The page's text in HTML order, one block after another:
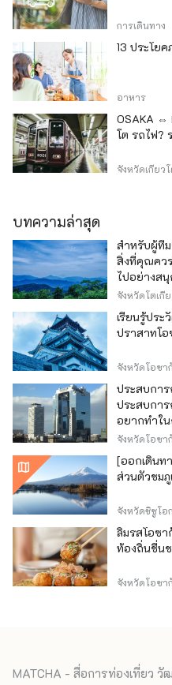
การเดินทาง
13 ประโย
อาหาร
OSAKA ⇔
โต รถไฟ?
จังหวัดเกียว
บทความล่าสุด
สำหรับผู้ที่ม
สิ่งที่คุณควร
ไปอย่างส
จังหวัดโตเกี
เรียนรู้ประ
ปราสาทโอ
จังหวัดโอซา
ประสบกา
ประสบกา
อยากทำใ
จังหวัดโอซา
[ออกเดินท
ส่วนตัวชม
จังหวัดชิซูโอ
ลิ้มรสโอซ
ท้องถิ่นชื่น
จังหวัดโอซา
MATCHA - สื่อการท่องเที่ยว